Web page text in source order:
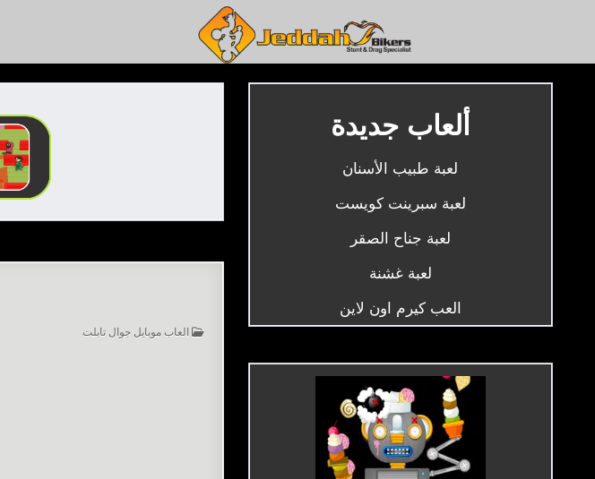
POSTED
العاب موبايل جوال تابلت
ألعاب جديدة
لعبة طبيب الأسنان
لعبة سبرينت كويست
لعبة جناح الصقر
لعبة غشنة
العب كيرم اون لاين